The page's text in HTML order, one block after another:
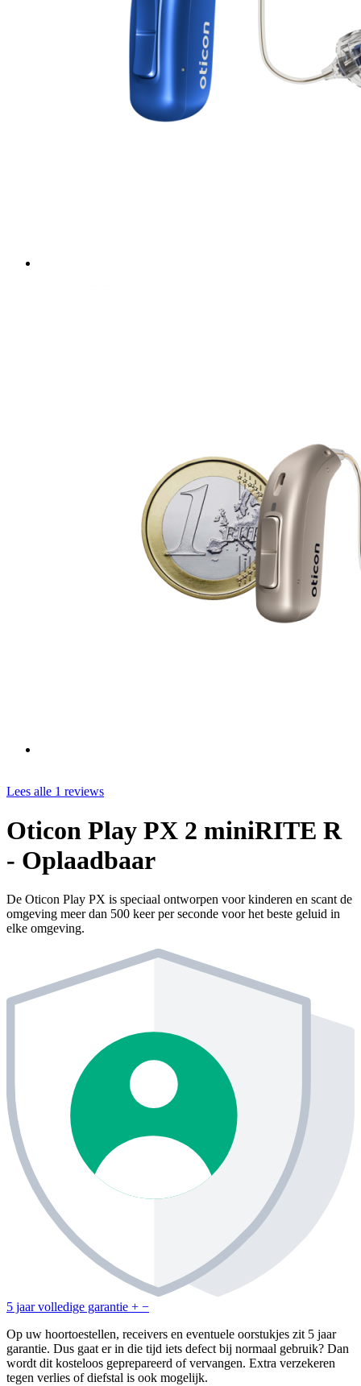
Lees alle 1 reviews
Oticon Play PX 2 miniRITE R
- Oplaadbaar
De Oticon Play PX is speciaal ontworpen voor kinderen en scant de
omgeving meer dan 500 keer per seconde voor het beste geluid in
elke omgeving.
5 jaar volledige garantie + −
Op uw hoortoestellen, receivers en eventuele oorstukjes zit 5 jaar
garantie. Dus gaat er in die tijd iets defect bij normaal gebruik? Dan
wordt dit kosteloos geprepareerd of vervangen. Extra verzekeren
tegen verlies of diefstal is ook mogelijk.